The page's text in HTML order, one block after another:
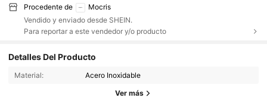
Procedente de
Mocris
Vendido y enviado desde SHEIN.
Para reportar a este vendedor y/o producto
Detalles Del Producto
Material: Acero Inoxidable
Ver más
65K Seguidores
65K Seguidores